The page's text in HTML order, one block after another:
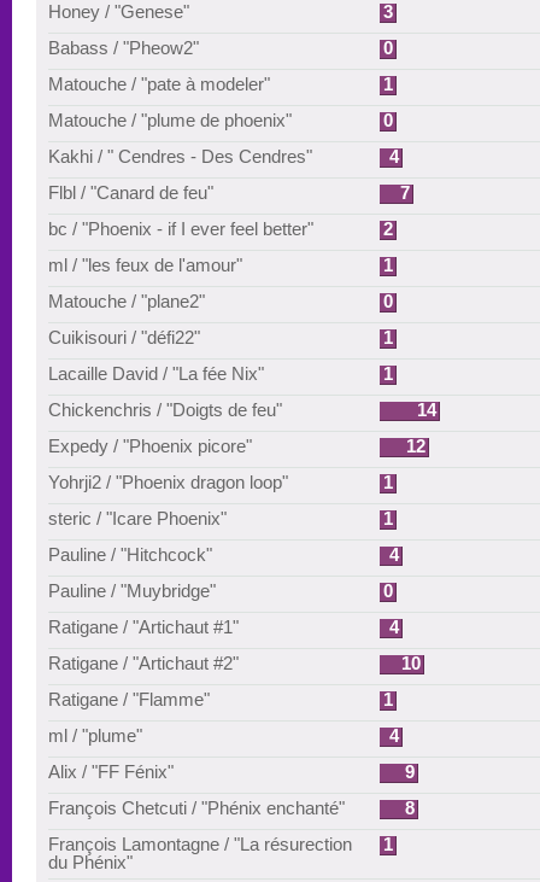
Honey / "Genese"
3
Babass / "Pheow2"
0
Matouche / "pate à modeler"
1
Matouche / "plume de phoenix"
0
Kakhi / " Cendres - Des Cendres"
4
Flbl / "Canard de feu"
7
bc / "Phoenix - if I ever feel better"
2
ml / "les feux de l'amour"
1
Matouche / "plane2"
0
Cuikisouri / "défi22"
1
Lacaille David / "La fée Nix"
1
Chickenchris / "Doigts de feu"
14
Expedy / "Phoenix picore"
12
Yohrji2 / "Phoenix dragon loop"
1
steric / "Icare Phoenix"
1
Pauline / "Hitchcock"
4
Pauline / "Muybridge"
0
Ratigane / "Artichaut #1"
4
Ratigane / "Artichaut #2"
10
Ratigane / "Flamme"
1
ml / "plume"
4
Alix / "FF Fénix"
9
François Chetcuti / "Phénix enchanté"
8
François Lamontagne / "La résurection
du Phénix"
1